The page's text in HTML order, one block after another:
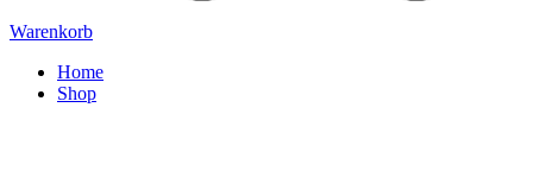
Warenkorb
Home
Shop